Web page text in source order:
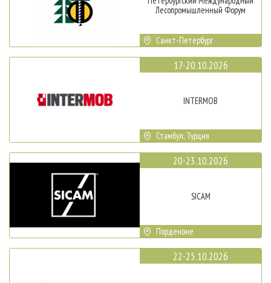
Лесопромышленный Форум
Санкт-Петербург
17-20.10.2026
INTERMOB
Стамбул, Турция
20-23.10.2026
SICAM
Порденоне
22-25.10.2026